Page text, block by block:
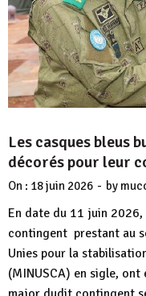
Les casques bleus
décorés pour leur
On : 18 juin 2026 - by
En date du 11 juin 2026,
contingent prestant au
Unies pour la
(MINUSCA) en sigle,